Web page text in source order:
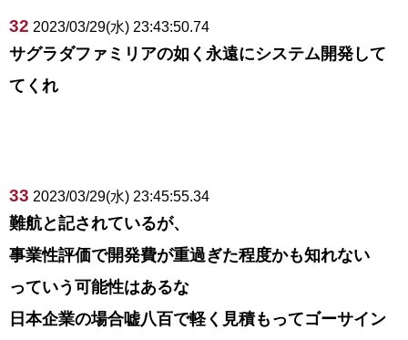
32 2023/03/29(水) 23:43:50.74
サグラダファミリアの如く永遠にシステム開発して
てくれ
33 2023/03/29(水) 23:45:55.34
難航と記されているが、
事業性評価で開発費が重過ぎた程度かも知れない
っていう可能性はあるな
日本企業の場合嘘八百で軽く見積もってゴーサイン